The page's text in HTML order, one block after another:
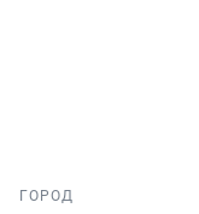
ГОРОД